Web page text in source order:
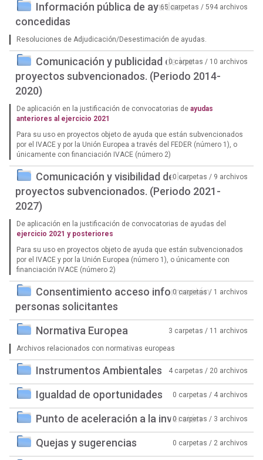
Información pública de ayudas
concedidas
65 carpetas / 594 archivos
Resoluciones de Adjudicación/Desestimación de ayudas.
Comunicación y publicidad de los
proyectos subvencionados. (Periodo 2014-
2020)
0 carpetas / 10 archivos
De aplicación en la justificación de convocatorias de ayudas
anteriores al ejercicio 2021
Para su uso en proyectos objeto de ayuda que están subvencionados
por el IVACE y por la Unión Europea a través del FEDER (número 1), o
únicamente con financiación IVACE (número 2)
Comunicación y visibilidad de los
proyectos subvencionados. (Periodo 2021-
2027)
0 carpetas / 9 archivos
De aplicación en la justificación de convocatorias de ayudas del
ejercicio 2021 y posteriores
Para su uso en proyectos objeto de ayuda que están subvencionados
por el IVACE y por la Unión Europea (número 1), o únicamente con
financiación IVACE (número 2)
Consentimiento acceso información
personas solicitantes
0 carpetas / 1 archivos
Normativa Europea 3 carpetas / 11 archivos
Archivos relacionados con normativas europeas
Instrumentos Ambientales 4 carpetas / 20 archivos
Igualdad de oportunidades 0 carpetas / 4 archivos
Punto de aceleración a la inversión0 carpetas / 3 archivos
Quejas y sugerencias 0 carpetas / 2 archivos